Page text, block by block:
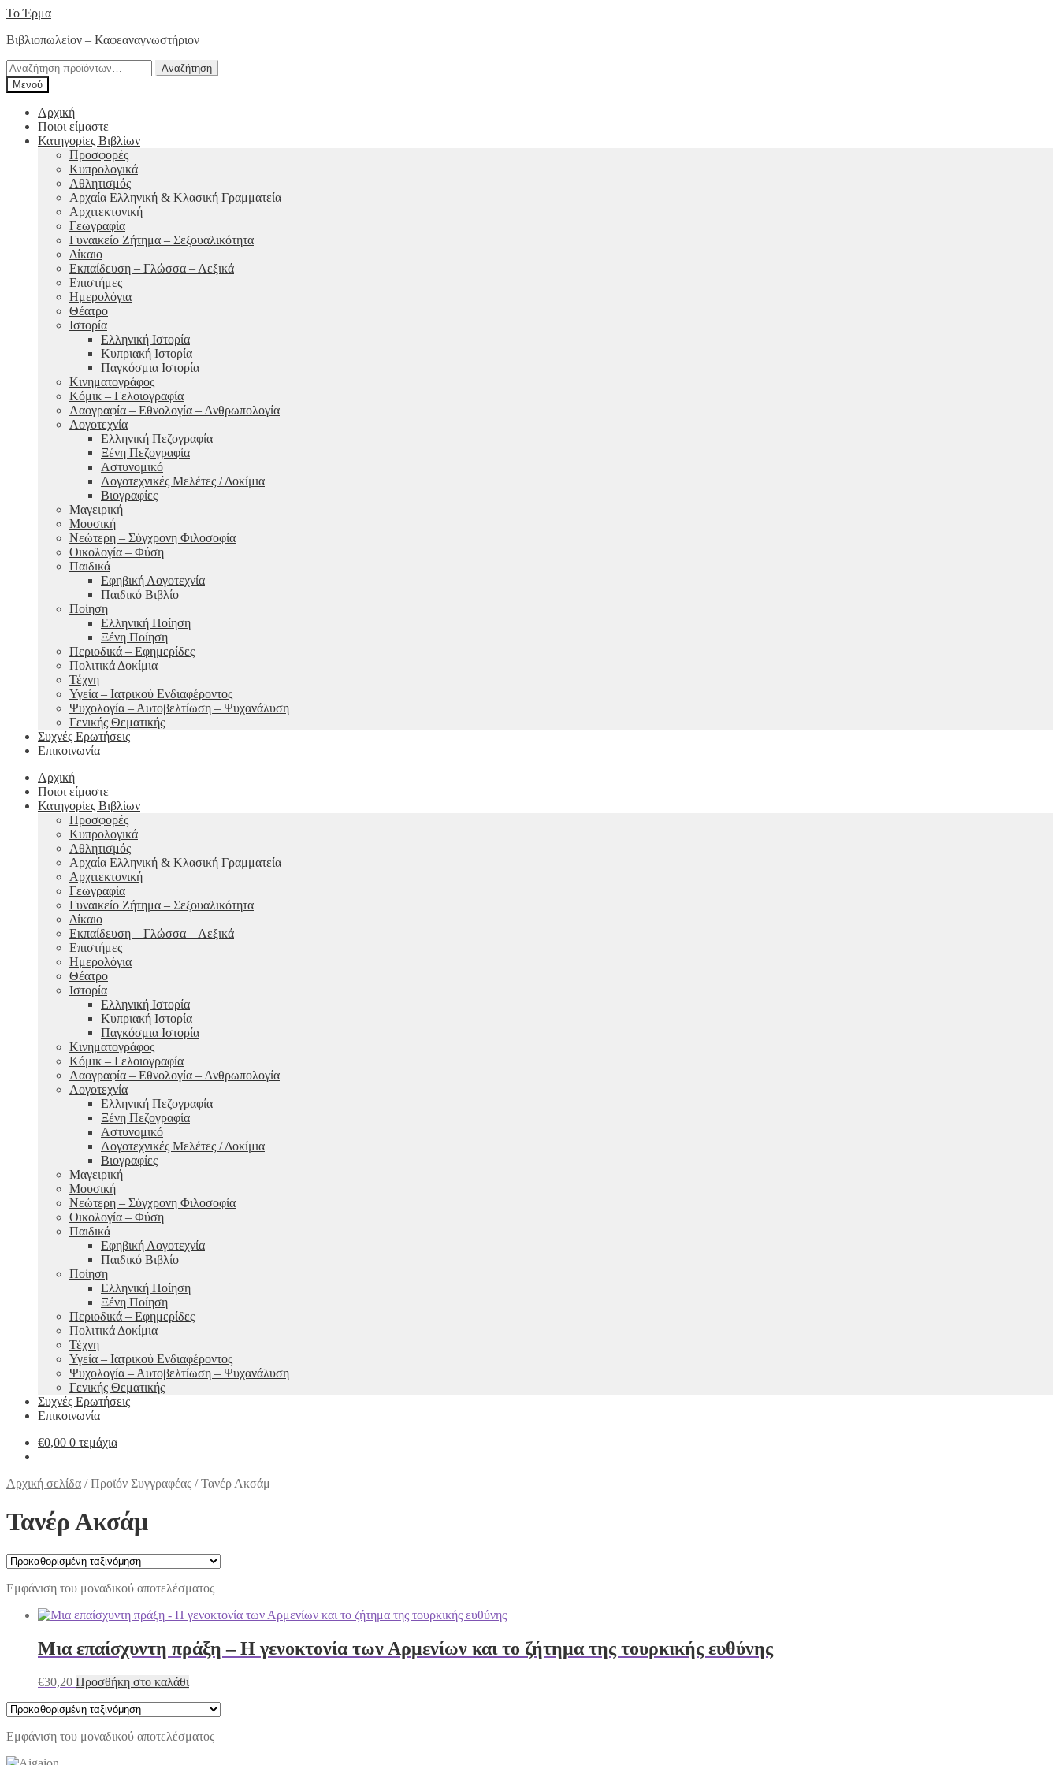
Απευθείας
στην
Μετάβαση
περιεχόμενο
Το Έρμα
Βιβλιοπωλείον – Καφεαναγνωστήριον
Αναζήτηση
για:
Αναζήτηση
Μενού
Αρχική
Ποιοι είμαστε
Κατηγορίες Βιβλίων
Προσφορές
Κυπρολογικά
Αθλητισμός
Αρχαία Ελληνική & Κλασική Γραμματεία
Αρχιτεκτονική
Γεωγραφία
Γυναικείο Ζήτημα – Σεξουαλικότητα
Δίκαιο
Εκπαίδευση – Γλώσσα – Λεξικά
Επιστήμες
Ημερολόγια
Θέατρο
Ιστορία
Ελληνική Ιστορία
Κυπριακή Ιστορία
Παγκόσμια Ιστορία
Κινηματογράφος
Κόμικ – Γελοιογραφία
Λαογραφία – Εθνολογία – Ανθρωπολογία
Λογοτεχνία
Ελληνική Πεζογραφία
Ξένη Πεζογραφία
Αστυνομικό
Λογοτεχνικές Μελέτες / Δοκίμια
Βιογραφίες
Μαγειρική
Μουσική
Νεώτερη – Σύγχρονη Φιλοσοφία
Οικολογία – Φύση
Παιδικά
Εφηβική Λογοτεχνία
Παιδικό Βιβλίο
Ποίηση
Ελληνική Ποίηση
Ξένη Ποίηση
Περιοδικά – Εφημερίδες
Πολιτικά Δοκίμια
Τέχνη
Υγεία – Ιατρικού Ενδιαφέροντος
Ψυχολογία – Αυτοβελτίωση – Ψυχανάλυση
Γενικής Θεματικής
Συχνές Ερωτήσεις
Επικοινωνία
Αρχική
Ποιοι είμαστε
Κατηγορίες Βιβλίων
Προσφορές
Κυπρολογικά
Αθλητισμός
Αρχαία Ελληνική & Κλασική Γραμματεία
Αρχιτεκτονική
Γεωγραφία
Γυναικείο Ζήτημα – Σεξουαλικότητα
Δίκαιο
Εκπαίδευση – Γλώσσα – Λεξικά
Επιστήμες
Ημερολόγια
Θέατρο
Ιστορία
Ελληνική Ιστορία
Κυπριακή Ιστορία
Παγκόσμια Ιστορία
Κινηματογράφος
Κόμικ – Γελοιογραφία
Λαογραφία – Εθνολογία – Ανθρωπολογία
Λογοτεχνία
Ελληνική Πεζογραφία
Ξένη Πεζογραφία
Αστυνομικό
Λογοτεχνικές Μελέτες / Δοκίμια
Βιογραφίες
Μαγειρική
Μουσική
Νεώτερη – Σύγχρονη Φιλοσοφία
Οικολογία – Φύση
Παιδικά
Εφηβική Λογοτεχνία
Παιδικό Βιβλίο
Ποίηση
Ελληνική Ποίηση
Ξένη Ποίηση
Περιοδικά – Εφημερίδες
Πολιτικά Δοκίμια
Τέχνη
Υγεία – Ιατρικού Ενδιαφέροντος
Ψυχολογία – Αυτοβελτίωση – Ψυχανάλυση
Γενικής Θεματικής
Συχνές Ερωτήσεις
Επικοινωνία
€0,00 0 τεμάχια
Αρχική σελίδα /Προϊόν Συγγραφέας /Τανέρ Ακσάμ
Τανέρ Ακσάμ
Εμφάνιση του μοναδικού αποτελέσματος
Μια επαίσχυντη πράξη – Η γενοκτονία των Αρμενίων και το ζήτημα της τουρκικής ευθύνης
€30,20 Προσθήκη στο καλάθι
Εμφάνιση του μοναδικού αποτελέσματος